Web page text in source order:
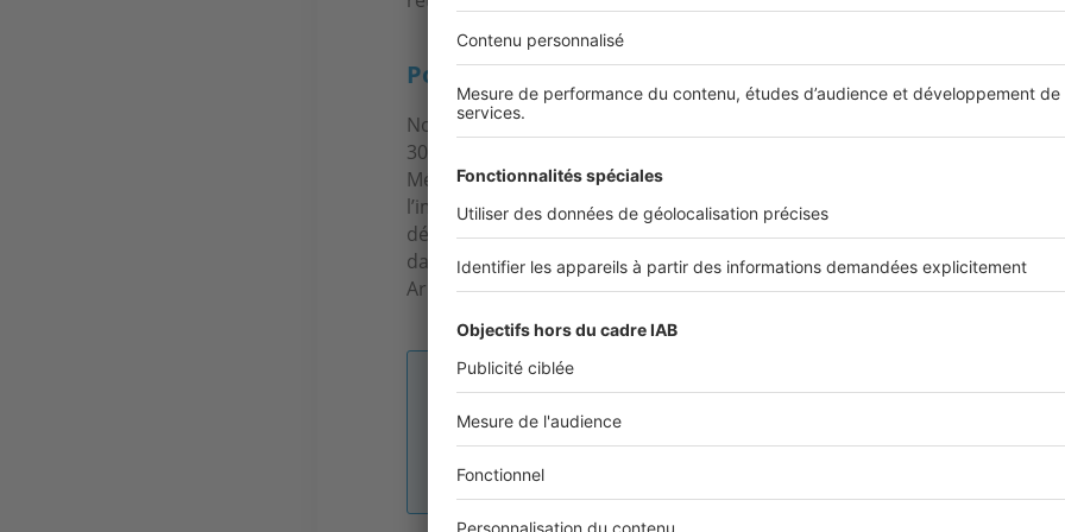
Pouvez-vous nous présenter votre agence ?
Notre agence fait partie d’un groupe immobilier indépendant implanté
30 ans sur le secteur de Bordeaux. 50 collaborateurs sont répartis entre 3
Mérignac, au Bouscat et au Taillan-Médoc. Nous exerçons tous les métiers
l’immobilier, de la transaction à la gestion, en passant par la location, le
défiscalisation et les travaux. Enfin, nous intervenons particulièrement à
dans tous les secteurs limitrophes de Bordeaux comme à Saint-Jean-
Arlac, Mondésir et Caudéran.
Image
Romain Garrigue
Responsable transaction Axel Immobilier